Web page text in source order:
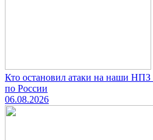
Кто остановил атаки на наши НПЗ
по России
06.08.2026